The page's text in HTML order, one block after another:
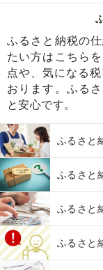
ふるさと納税の
たい方はこちら
点や、気になる
おります。ふる
と安心です。
ふるさと
ふるさと
ふるさと
ふるさと